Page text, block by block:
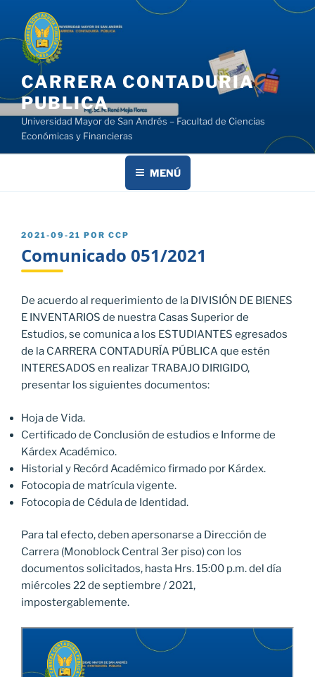
contenido
CARRERA CONTADURIA
PUBLICA
Universidad Mayor de San Andrés – Facultad de Ciencias
Económicas y Financieras
MENÚ
PUBLICADO
2021-09-21 POR CCP
Comunicado 051/2021
De acuerdo al requerimiento de la DIVISIÓN DE BIENES
E INVENTARIOS de nuestra Casas Superior de
Estudios, se comunica a los ESTUDIANTES egresados
de la CARRERA CONTADURÍA PÚBLICA que estén
INTERESADOS en realizar TRABAJO DIRIGIDO,
presentar los siguientes documentos:
Hoja de Vida.
Certificado de Conclusión de estudios e Informe de
Kárdex Académico.
Historial y Recórd Académico firmado por Kárdex.
Fotocopia de matrícula vigente.
Fotocopia de Cédula de Identidad.
Para tal efecto, deben apersonarse a Dirección de
Carrera (Monoblock Central 3er piso) con los
documentos solicitados, hasta Hrs. 15:00 p.m. del día
miércoles 22 de septiembre / 2021,
impostergablemente.